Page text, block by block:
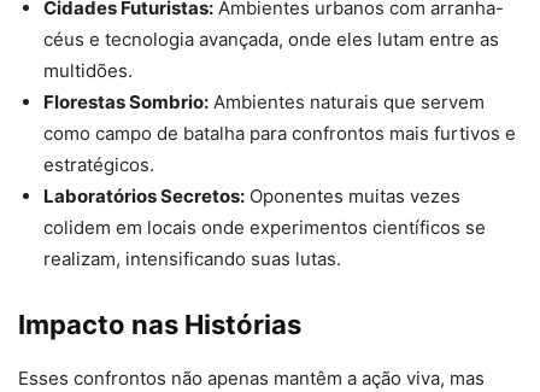
Cidades Futuristas: Ambientes urbanos com arranha-
céus e tecnologia avançada, onde eles lutam entre as
multidões.
Florestas Sombrio: Ambientes naturais que servem
como campo de batalha para confrontos mais furtivos e
estratégicos.
Laboratórios Secretos: Oponentes muitas vezes
colidem em locais onde experimentos científicos se
realizam, intensificando suas lutas.
Impacto nas Histórias
Esses confrontos não apenas mantêm a ação viva, mas